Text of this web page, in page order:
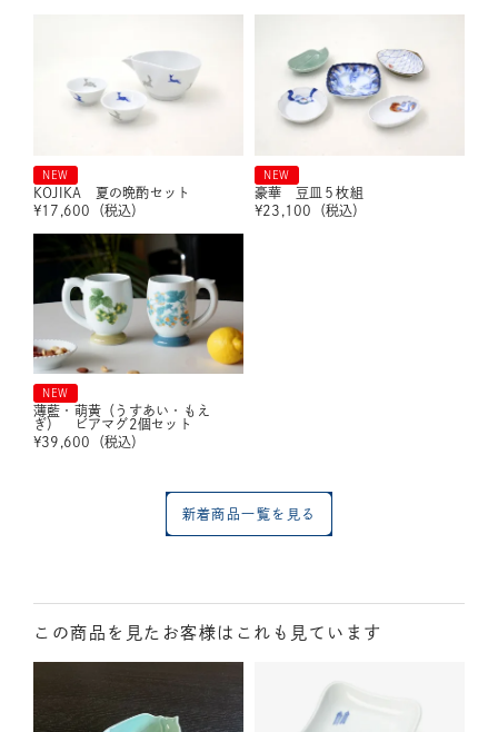
NEW
KOJIKA 夏の晩酌セット
¥17,600 （税込）
NEW
豪華 豆皿５枚組
¥23,100 （税込）
NEW
薄藍・萌黄（うすあい・もえ
ぎ） ビアマグ2個セット
¥39,600 （税込）
新着商品一覧を見る
この商品を見たお客様はこれも見ています